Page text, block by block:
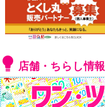
店舗・ちらし情報